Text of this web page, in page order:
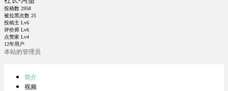
投稿数 2958
被拉黑次数 25
投稿主 Lv6
评价师 Lv6
点赞家 Lv4
12年用户
本站的管理员
简介
视频